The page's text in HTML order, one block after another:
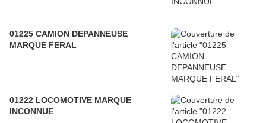
01225 CAMION DEPANNEUSE
MARQUE FERAL
01222 LOCOMOTIVE MARQUE
INCONNUE